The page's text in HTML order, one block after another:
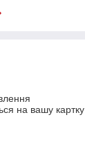
на вашу картку